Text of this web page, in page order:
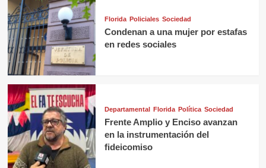
Florida Policiales Sociedad
Condenan a una mujer por estafas
en redes sociales
Departamental Florida Política Sociedad
Frente Amplio y Enciso avanzan
en la instrumentación del
fideicomiso